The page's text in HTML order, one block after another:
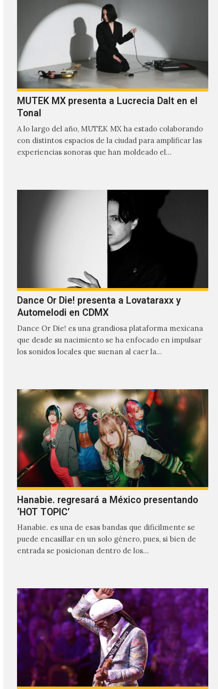
MUTEK MX presenta a Lucrecia Dalt en el
Tonal
A lo largo del año, MUTEK MX ha estado colaborando
con distintos espacios de la ciudad para amplificar las
experiencias sonoras que han moldeado el…
Dance Or Die! presenta a Lovataraxx y
Automelodi en CDMX
Dance Or Die! es una grandiosa plataforma mexicana
que desde su nacimiento se ha enfocado en impulsar
los sonidos locales que suenan al caer la…
Hanabie. regresará a México presentando
‘HOT TOPIC’
Hanabie. es una de esas bandas que dificilmente se
puede encasillar en un solo género, pues, si bien de
entrada se posicionan dentro de los…